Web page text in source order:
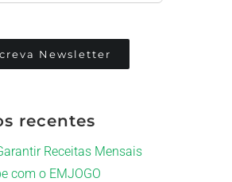
Newsletter
recentes
Receitas Mensais
com o EMJOGO